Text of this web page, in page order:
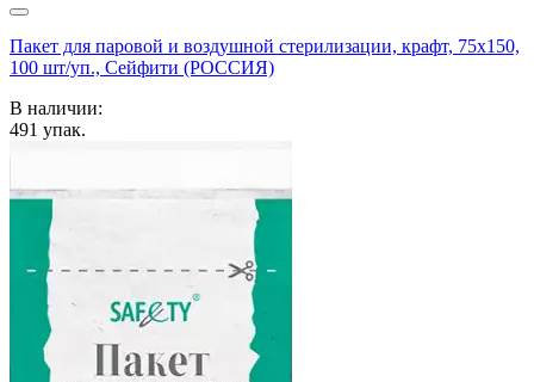
Пакет для паровой и воздушной стерилизации, крафт, 75x150,
100 шт/уп., Сейфити (РОССИЯ)
В наличии:
491 упак.